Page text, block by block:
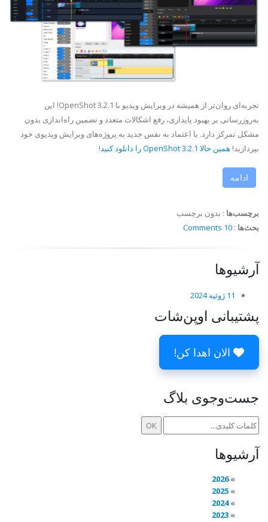
تجربه‌ای روان‌تر از همیشه در ویرایش ویدیو با OpenShot 3.2.1! این
به‌روزرسانی بر بهبود پایداری، رفع اشکالات متعدد و تضمین راه‌اندازی بدون
مشکل تمرکز دارد. با اعتماد به نفس جدید به پروژه‌های ویرایش ویدیوی خود
بپردازید! همین حالا OpenShot 3.2.1 را دانلود کنید !
ادامه
برچسب‌ها : بدون برچسب
بحث‌ها :
10 Comments
آرشیوها
11 ژوئیه 2024
پشتیبانی اوپن‌شات
الان اهدا کن!
جست‌وجوی بلاگ
آرشیوها
2026
2025
2024
2023